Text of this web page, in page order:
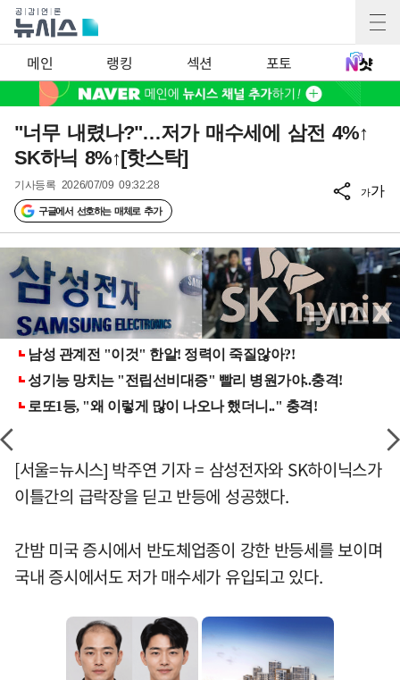
메인 랭킹 섹션 포토
"너무 내렸나?"…저가 매수세에 삼전 4%↑
SK하닉 8%↑[핫스탁]
기사등록 2026/07/09 09:32:28
구글에서 선호하는 매체로 추가
가가
[서울=뉴시스] 박주연 기자 = 삼성전자와 SK하이닉스가
이틀간의 급락장을 딛고 반등에 성공했다.
간밤 미국 증시에서 반도체업종이 강한 반등세를 보이며
국내 증시에서도 저가 매수세가 유입되고 있다.